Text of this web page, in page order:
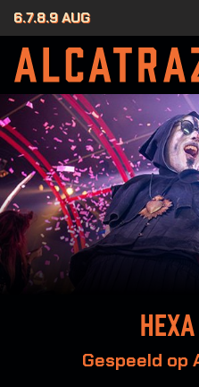
6.7.8.9 AUG
Gespeeld op